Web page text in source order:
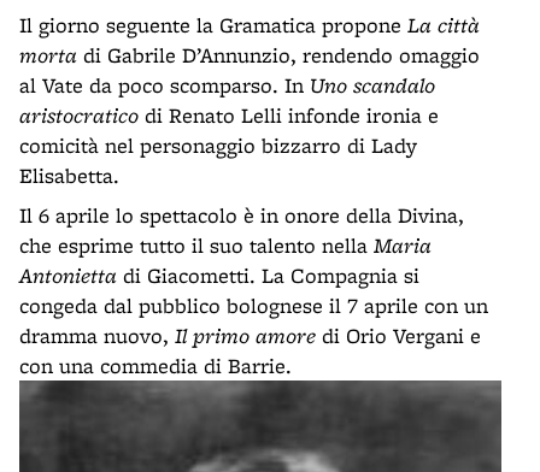
Il giorno seguente la Gramatica propone La città
morta di Gabrile D’Annunzio, rendendo omaggio
al Vate da poco scomparso. In Uno scandalo
aristocratico di Renato Lelli infonde ironia e
comicità nel personaggio bizzarro di Lady
Elisabetta.
Il 6 aprile lo spettacolo è in onore della Divina,
che esprime tutto il suo talento nella Maria
Antonietta di Giacometti. La Compagnia si
congeda dal pubblico bolognese il 7 aprile con un
dramma nuovo, Il primo amore di Orio Vergani e
con una commedia di Barrie.